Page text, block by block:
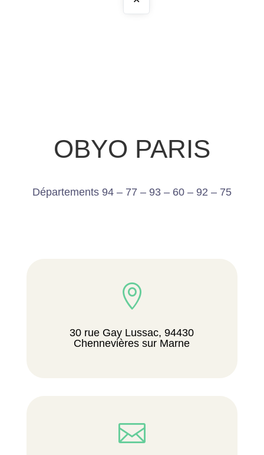
OBYO PARIS
Départements 94 – 77 – 93 – 60 – 92 – 75

30 rue Gay Lussac, 94430
Chennevières sur Marne
